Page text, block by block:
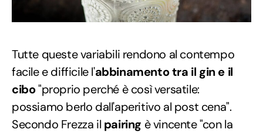
Tutte queste variabili rendono al contempo
facile e difficile l'abbinamento tra il gin e il
cibo"proprio perché è così versatile:
possiamo berlo dall'aperitivo al post cena".
Secondo Frezza il pairing è vincente "con la